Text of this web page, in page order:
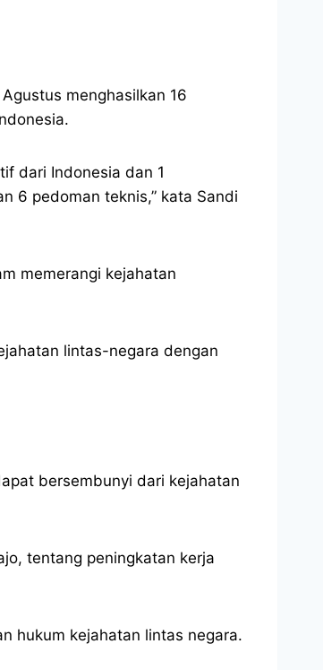
menghasilkan 16
dari Indonesia dan 1
6 pedoman teknis,” kata Sandi
memerangi kejahatan
lintas-negara dengan
bersembunyi dari kejahatan
tentang peningkatan kerja
hukum kejahatan lintas negara.